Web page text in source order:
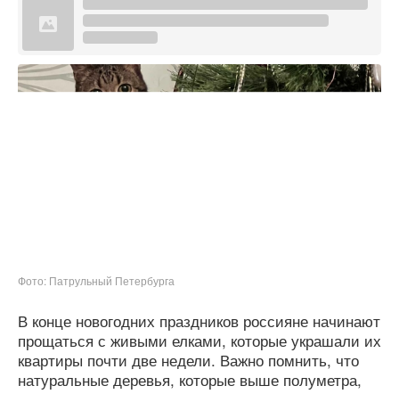
Фото: Патрульный Петербурга
В конце новогодних праздников россияне начинают
прощаться с живыми елками, которые украшали их
квартиры почти две недели. Важно помнить, что
натуральные деревья, которые выше полуметра,